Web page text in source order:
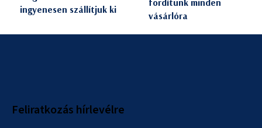
ingyenesen szállítjuk ki
fordítunk minden
vásárlóra
Feliratkozás hírlevélre